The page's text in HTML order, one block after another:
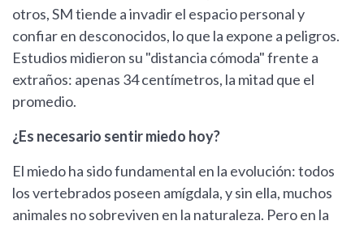
otros, SM tiende a invadir el espacio personal y
confiar en desconocidos, lo que la expone a peligros.
Estudios midieron su "distancia cómoda" frente a
extraños: apenas 34 centímetros, la mitad que el
promedio.
¿Es necesario sentir miedo hoy?
El miedo ha sido fundamental en la evolución: todos
los vertebrados poseen amígdala, y sin ella, muchos
animales no sobreviven en la naturaleza. Pero en la